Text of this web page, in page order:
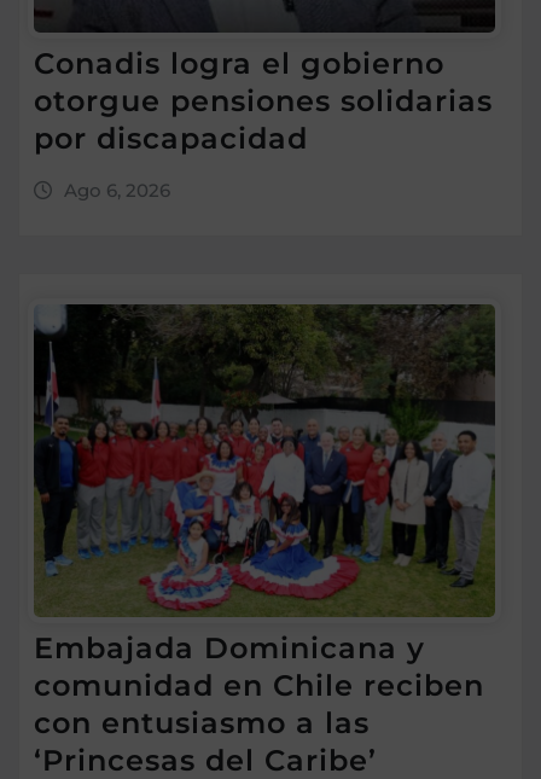
Conadis logra el gobierno
otorgue pensiones solidarias
por discapacidad
Ago 6, 2026
Embajada Dominicana y
comunidad en Chile reciben
con entusiasmo a las
‘Princesas del Caribe’